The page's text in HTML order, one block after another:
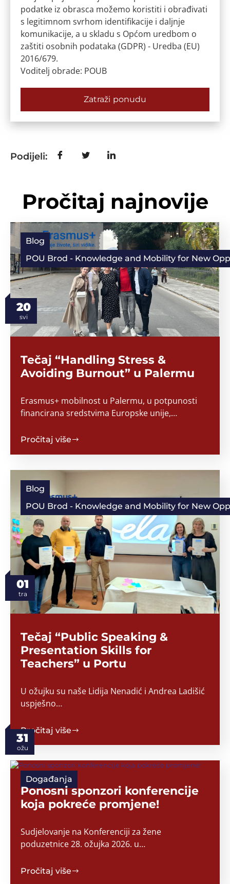
podatke iz obrasca možemo koristiti i obrađivati
s legitimnom svrhom identifikacije i daljnje
komunikacije, a u skladu s Općom uredbom o
zaštiti osobnih podataka (GDPR) - Uredba (EU)
2016/679.
Voditelj obrade: POUB
Zatraži ponudu
Podijeli:
Pročitaj najnovije
20
svi
Blog
POU Brod - Knowledge and Mobility for New
Tečaj “Handling Stress &
Avoiding Burnout” u Palermu
Erasmus+ mobilnost u Palermu, u potpunosti
financirana sredstvima Europske unije,…
Pročitaj više
01
tra
Blog
POU Brod - Knowledge and Mobility for New
Tečaj “Public Speaking &
Presentation Skills for
Teachers” u Portu
U ožujku su naše Lidija Nenadić i Andrea Ladišić
uspješno…
Pročitaj više
31
ožu
Događanja
Ponosni sponzori konferencije
koja pokreće promjene!
Sudjelovanje na Konferenciji za žene
poduzetnice 28. ožujka 2026. u…
Pročitaj više